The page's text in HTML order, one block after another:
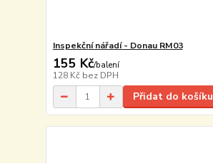
Inspekční nářadí - Donau RM03
155 Kč/balení
128 Kč bez DPH
Přidat do košíku